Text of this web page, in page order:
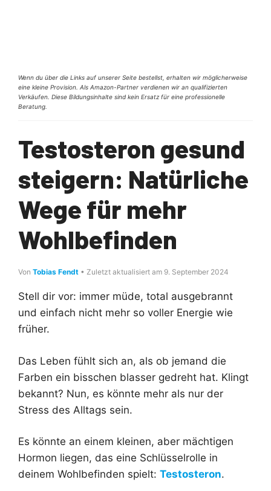
Wenn du über die Links auf unserer Seite bestellst, erhalten wir möglicherweise
eine kleine Provision. Als Amazon-Partner verdienen wir an qualifizierten
Verkäufen. Diese Bildungsinhalte sind kein Ersatz für eine professionelle
Beratung.
Testosteron gesund
steigern: Natürliche
Wege für mehr
Wohlbefinden
Von Tobias Fendt • Zuletzt aktualisiert am 9. September 2024
Stell dir vor: immer müde, total ausgebrannt
und einfach nicht mehr so voller Energie wie
früher.
Das Leben fühlt sich an, als ob jemand die
Farben ein bisschen blasser gedreht hat. Klingt
bekannt? Nun, es könnte mehr als nur der
Stress des Alltags sein.
Es könnte an einem kleinen, aber mächtigen
Hormon liegen, das eine Schlüsselrolle in
deinem Wohlbefinden spielt: Testosteron.